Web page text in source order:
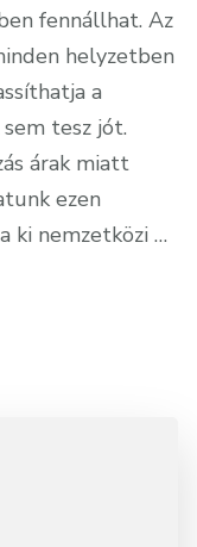
fennállhat. Az
helyzetben
a
tesz jót.
árak miatt
ezen
ki nemzetközi …